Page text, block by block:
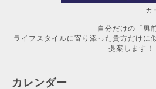
カーム
自分だけの「男前」を造
ライフスタイルに寄り添った貴方だけに
提案します！
カレンダー